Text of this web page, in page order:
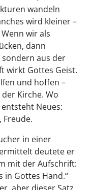
wandeln
wird kleiner –
wir als
dann
sondern aus der
wirkt Gottes Geist.
und hoffen –
Kirche. Wo
Neues:
Freude.
in einer
deutete er
mit der Aufschrift:
in Gottes Hand.“